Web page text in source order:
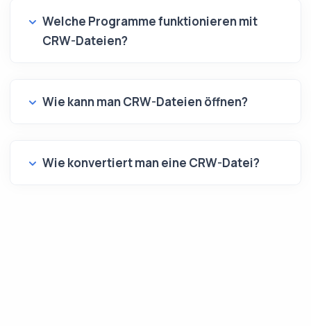
Welche Programme funktionieren mit
CRW-Dateien?
Wie kann man CRW-Dateien öffnen?
Wie konvertiert man eine CRW-Datei?